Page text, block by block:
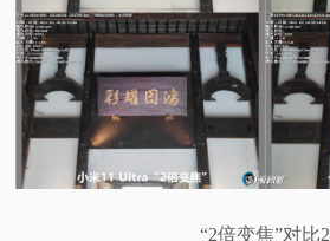
“2倍变焦”对比2